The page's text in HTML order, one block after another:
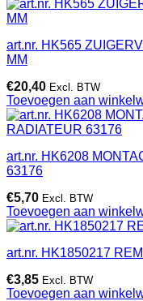
art.nr. HK565
MM
€20,40 Excl. BTW
Toevoegen aan
art.nr. HK6208
63176
€5,70 Excl. BTW
Toevoegen aan
art.nr. HK1850217
€3,85 Excl. BTW
Toevoegen aan